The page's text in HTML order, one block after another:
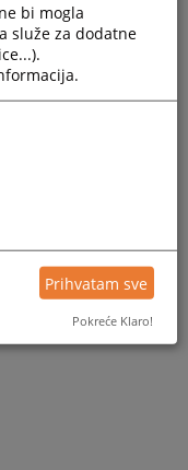
bi mogla
služe za dodatne
Prihvatam sve
Pokreće Klaro!